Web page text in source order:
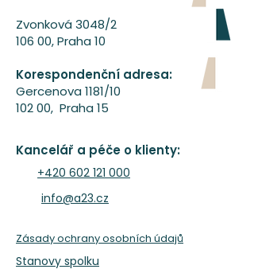
Zvonková 3048/2
106 00, Praha 10
Korespondenční adresa:
Gercenova 1181/10
102 00, Praha 15
Kancelář a péče o klienty:
+420 602 121 000
info@a23.cz
Zásady ochrany osobních údajů
Stanovy spolku